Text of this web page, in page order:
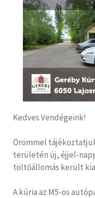
Kedves Vendégeink!
Örömmel tájékoztatjuk
területén új, éjjel-
töltőállomás került
A kúria az M5-ös